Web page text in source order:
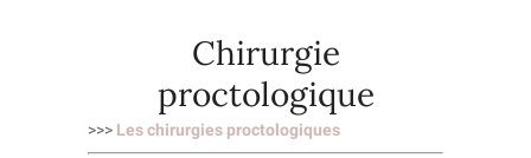
Chirurgie
proctologique
>>> Les chirurgies proctologiques